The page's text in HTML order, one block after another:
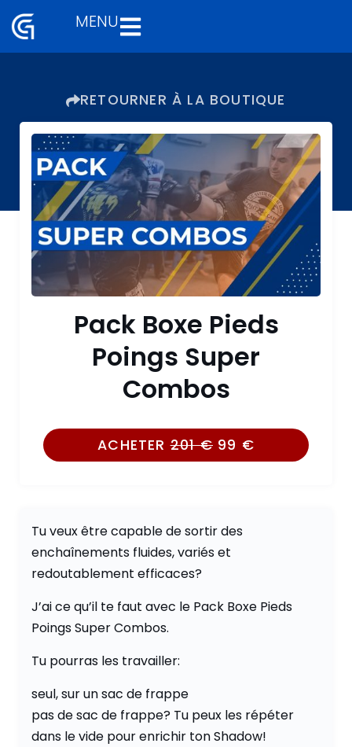
Aller
MENU
RETOURNER À LA BOUTIQUE
Pack Boxe Pieds
Poings Super
Combos
ACHETER201€ 99 €
Tu veux être capable de sortir des
enchaînements fluides, variés et
redoutablement efficaces?
J’ai ce qu’il te faut avec le Pack Boxe Pieds
Poings Super Combos.
Tu pourras les travailler:
seul, sur un sac de frappe
pas de sac de frappe? Tu peux les répéter
dans le vide pour enrichir ton Shadow!